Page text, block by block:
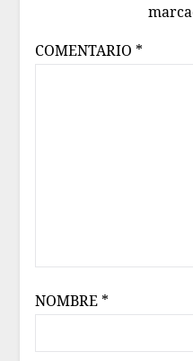
COMENTARIO *
NOMBRE *